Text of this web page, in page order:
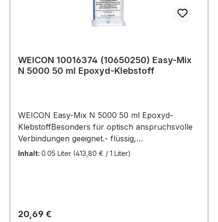
WEICON 10016374 (10650250) Easy-Mix
N 5000 50 ml Epoxyd-Klebstoff
WEICON Easy-Mix N 5000 50 ml Epoxyd-
KlebstoffBesonders für optisch anspruchsvolle
Verbindungen geeignet.- flüssig,
selbstnivellierend- kürzere Topfzeit (20
Inhalt: 0.05 Liter (413,80 € / 1 Liter)
Regulärer Preis:
20,69 €